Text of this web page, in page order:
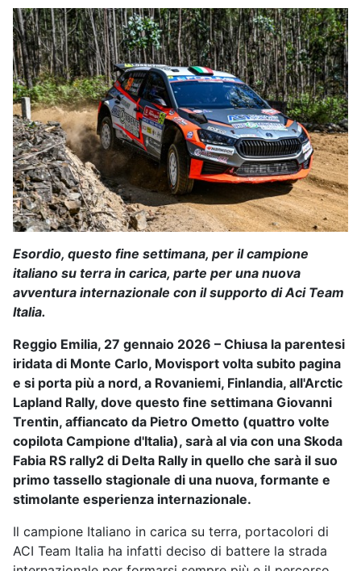
Esordio, questo fine settimana, per il campione
italiano su terra in carica, parte per una nuova
avventura internazionale con il supporto di Aci Team
Italia.
Reggio Emilia, 27 gennaio 2026 – Chiusa la parentesi
iridata di Monte Carlo, Movisport volta subito pagina
e si porta più a nord, a Rovaniemi, Finlandia, all'Arctic
Lapland Rally, dove questo fine settimana Giovanni
Trentin, affiancato da Pietro Ometto (quattro volte
copilota Campione d'Italia), sarà al via con una Skoda
Fabia RS rally2 di Delta Rally in quello che sarà il suo
primo tassello stagionale di una nuova, formante e
stimolante esperienza internazionale.
Il campione Italiano in carica su terra, portacolori di
ACI Team Italia ha infatti deciso di battere la strada